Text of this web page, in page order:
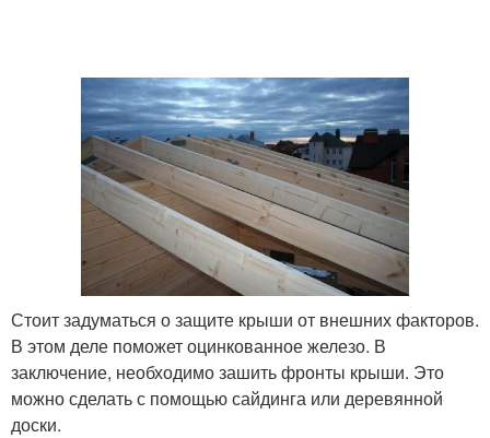
Стоит задуматься о защите крыши от внешних факторов.
В этом деле поможет оцинкованное железо. В
заключение, необходимо зашить фронты крыши. Это
можно сделать с помощью сайдинга или деревянной
доски.